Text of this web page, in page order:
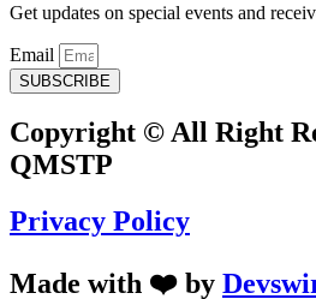
Get updates on special events and
Email
SUBSCRIBE
Copyright © All Right
QMSTP
Privacy Policy
Made with ❤️ by